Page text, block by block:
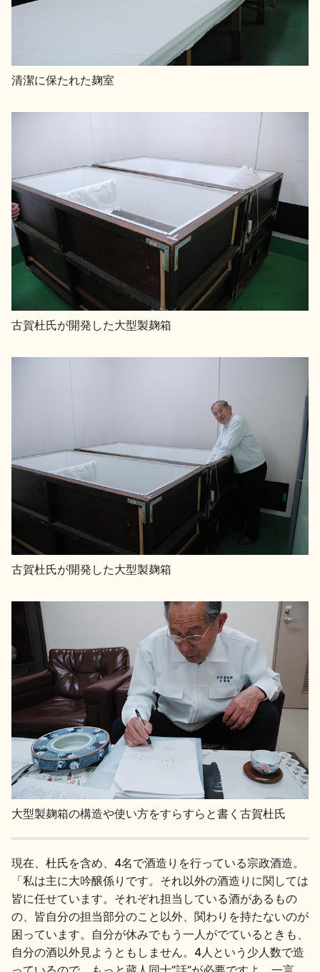
清潔に保たれた麹室
古賀杜氏が開発した大型製麹箱
古賀杜氏が開発した大型製麹箱
大型製麹箱の構造や使い方をすらすらと書く古賀杜氏
現在、杜氏を含め、4名で酒造りを行っている宗政酒造。
「私は主に大吟醸係りです。それ以外の酒造りに関しては
皆に任せています。それぞれ担当している酒があるもの
の、皆自分の担当部分のこと以外、関わりを持たないのが
困っています。自分が休みでもう一人がでているときも、
自分の酒以外見ようともしません。4人という少人数で造